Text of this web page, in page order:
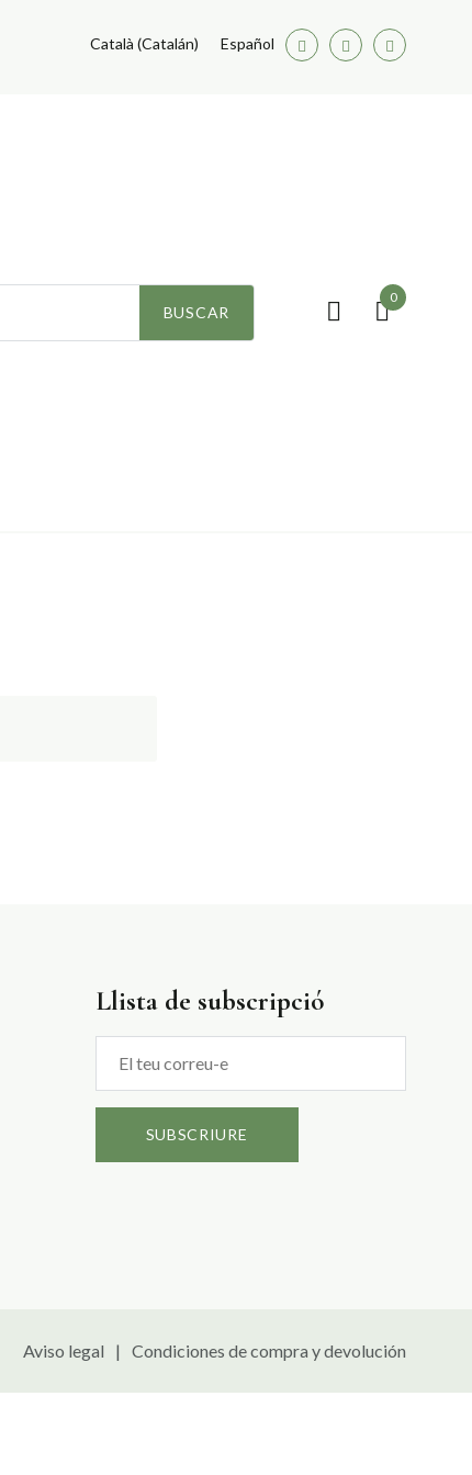
Català (Catalán) Español FacebookTwitter Youtube
BUSCAR
0
Llista de subscripció
Aviso legal Condiciones de compra y devolución